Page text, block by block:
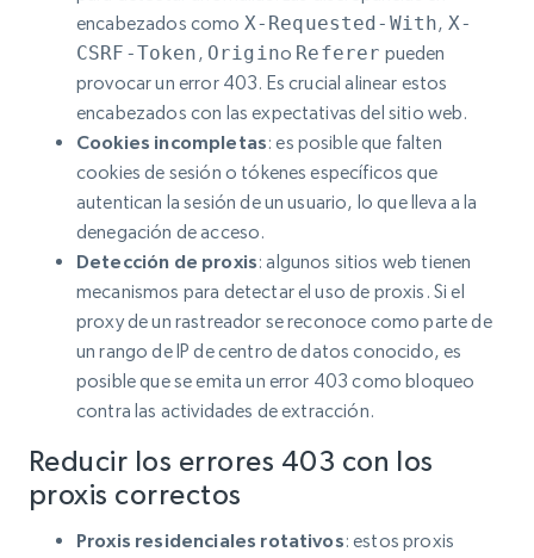
encabezados como X-Requested-With, X-
CSRF-Token, Origino Referer pueden
provocar un error 403. Es crucial alinear estos
encabezados con las expectativas del sitio web.
Cookies incompletas: es posible que falten
cookies de sesión o tókenes específicos que
autentican la sesión de un usuario, lo que lleva a la
denegación de acceso.
Detección de proxis: algunos sitios web tienen
mecanismos para detectar el uso de proxis. Si el
proxy de un rastreador se reconoce como parte de
un rango de IP de centro de datos conocido, es
posible que se emita un error 403 como bloqueo
contra las actividades de extracción.
Reducir los errores 403 con los
proxis correctos
Proxis residenciales rotativos: estos proxis